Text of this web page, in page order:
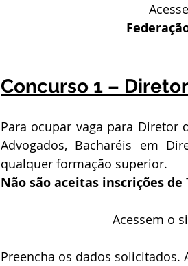
Concurso 1 –
Para ocupar vaga para Diretor
Advogados, Bacharéis em
qualquer formação superior.
Não são aceitas inscrições de
Acessem o
Preencha os dados solicitados.